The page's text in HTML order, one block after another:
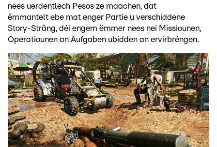
nees uerdentlech Pesos ze maachen, dat
ëmmantelt ebe mat enger Partie u verschiddene
Story-Sträng, déi engem ëmmer nees nei Missiounen,
Operatiounen an Aufgaben ubidden an ervirbréngen.